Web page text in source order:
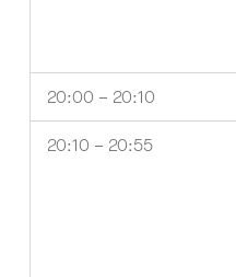
20:00 – 20:10
20:10 – 20:55